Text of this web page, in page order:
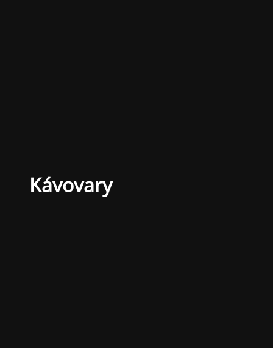
Kávovary